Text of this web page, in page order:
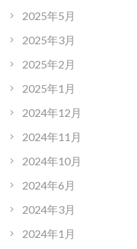
2025年5月
2025年3月
2025年2月
2025年1月
2024年12月
2024年11月
2024年10月
2024年6月
2024年3月
2024年1月